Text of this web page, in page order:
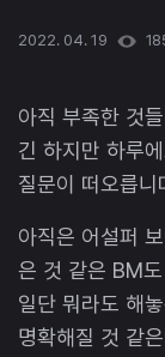
2022. 04. 19
아직 부족한 것
긴 하지만 하루
질문이 떠오릅니
아직은 어설퍼
은 것 같은 BM
일단 뭐라도 해
명확해질 것 같